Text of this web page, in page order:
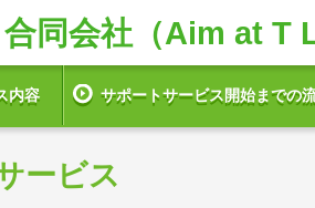
同会社（Aim at T
内容 サポートサービス開始までの
ービス